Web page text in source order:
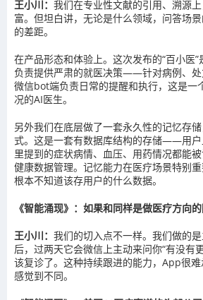
王小川： 我们在专业性文献的引用、溯源
富。但坦白讲，无论是什么领域，问答场
的差距。
在产品形态和体验上。这次发布的“百小医
负责提供严肃的就医决策——针对病例、处
微信bot端负责日常的提醒和执行，这是一
况的AI医生。
另外我们在底层做了一套永久性的记忆存
式。这是一套有数据库结构的存储——用户
里提到的症状病情、血压、用药情况都能
健康数据管理。记忆能力在医疗场景特别
根本不知道该存用户的什么数据。
《智能涌现》：如果和同样是做医疗方向的
王小川： 我们的切入点不一样。我们做的
后，过两天它会微信上主动来问你“有没有
该复诊了。这种持续跟进的能力，App很
感觉到不同。